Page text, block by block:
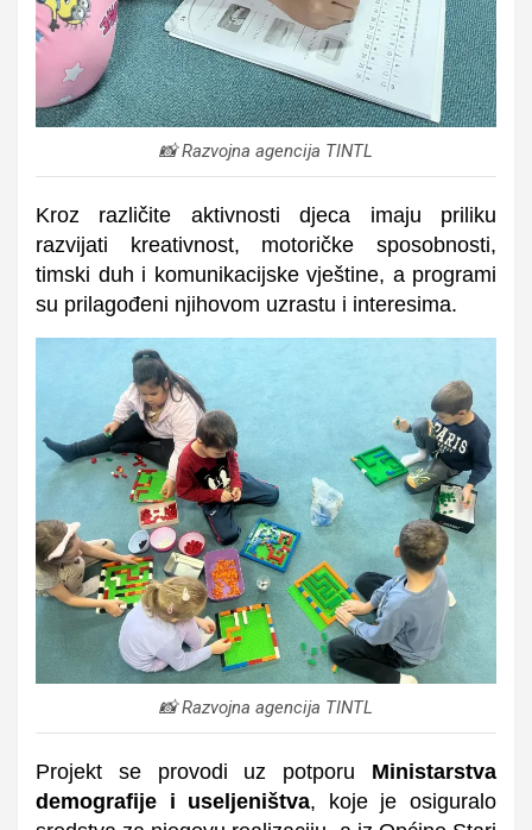
📸 Razvojna agencija TINTL
Kroz različite aktivnosti djeca imaju priliku
razvijati kreativnost, motoričke sposobnosti,
timski duh i komunikacijske vještine, a programi
su prilagođeni njihovom uzrastu i interesima.
📸 Razvojna agencija TINTL
Projekt se provodi uz potporu Ministarstva
demografije i useljeništva, koje je osiguralo